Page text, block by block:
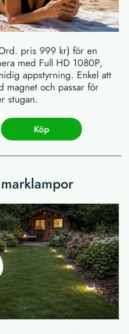
pris 999 kr) för en
med Full HD 1080P,
appstyrning. Enkel att
magnet och passar för
stugan.
Köp